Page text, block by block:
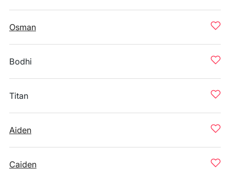
Osman
Bodhi
Titan
Aiden
Caiden